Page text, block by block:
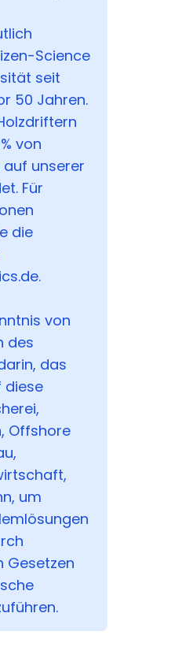
Science
seit
50 Jahren.
von
unserer
Für
die
von
des
das
diese
Offshore
um
Gesetzen